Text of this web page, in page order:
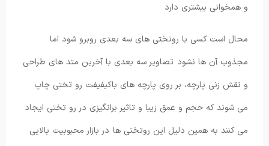
و همخوانی بیشتری دارد
محال است کسی با روتختی های سه بعدی روبرو شود اما
مجذوب آن ها نشود تصاویر سه بعدی با آخرین متد های طراحی
و نقش زنی پارچه، بر روی پارچه های باکیفیفت رو تختی چاپ
می شوند که حجم و عمق زیبا و تاثیر برانگیزی در رو تختی ایجاد
می کنند به همین دلیل این روتختی ها در بازار محبوبیت بالایی